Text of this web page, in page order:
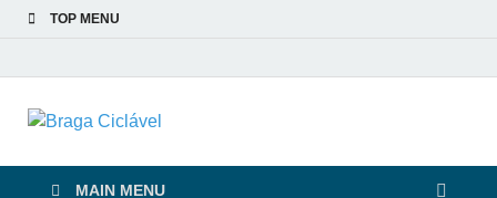
TOP MENU
Braga Ciclável
MAIN MENU